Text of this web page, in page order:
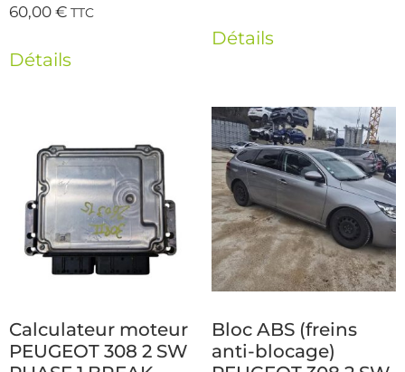
60,00€ TTC
Détails
Détails
Calculateur moteur
PEUGEOT 308 2 SW
Bloc ABS (freins
anti-blocage)